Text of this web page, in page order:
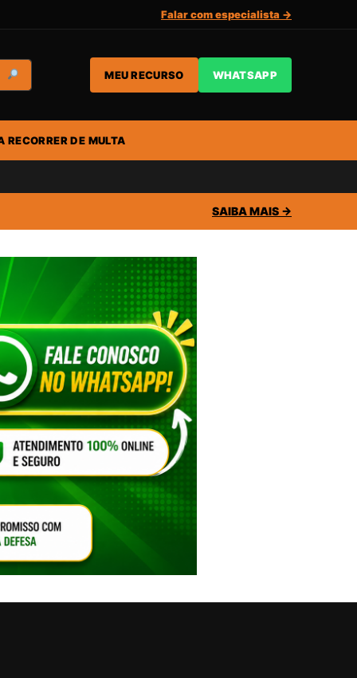
Falar com especialista →
MEU RECURSO WHATSAPP
RECORRER DE MULTA
SAIBA MAIS →